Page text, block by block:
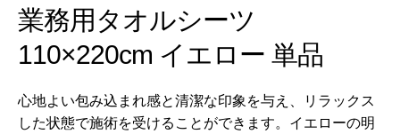
業務用タオルシーツ
110×220cm イエロー 単品
心地よい包み込まれ感と清潔な印象を与え、リラックス
した状態で施術を受けることができます。イエローの明